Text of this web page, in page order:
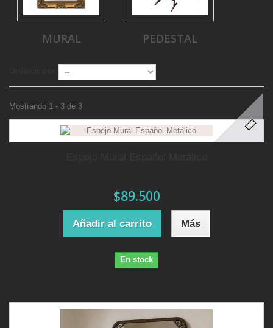
MURAL PEDESTAL
Mostrando 1 - 3 de 3
$89.500
Añadir al carrito Más
En stock